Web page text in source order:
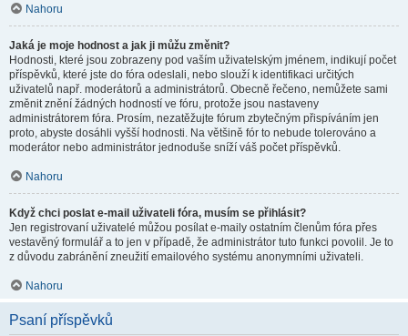
Nahoru
Jaká je moje hodnost a jak ji můžu změnit?
Hodnosti, které jsou zobrazeny pod vaším uživatelským jménem, indikují počet
příspěvků, které jste do fóra odeslali, nebo slouží k identifikaci určitých
uživatelů např. moderátorů a administrátorů. Obecně řečeno, nemůžete sami
změnit znění žádných hodností ve fóru, protože jsou nastaveny
administrátorem fóra. Prosím, nezatěžujte fórum zbytečným přispíváním jen
proto, abyste dosáhli vyšší hodnosti. Na většině fór to nebude tolerováno a
moderátor nebo administrátor jednoduše sníží váš počet příspěvků.
Nahoru
Když chci poslat e-mail uživateli fóra, musím se přihlásit?
Jen registrovaní uživatelé můžou posílat e-maily ostatním členům fóra přes
vestavěný formulář a to jen v případě, že administrátor tuto funkci povolil. Je to
z důvodu zabránění zneužití emailového systému anonymními uživateli.
Nahoru
Psaní příspěvků